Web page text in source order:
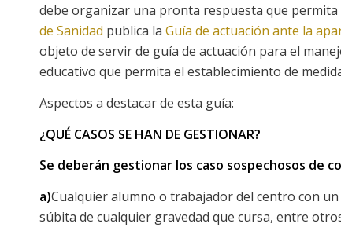
debe organizar una pronta respuesta que
de Sanidad publica la Guía de actuación ante la
objeto de servir de guía de actuación para el
educativo que permita el establecimiento de
Aspectos a destacar de esta guía:
¿QUÉ CASOS SE HAN DE GESTIONAR?
Se deberán gestionar los caso sospechosos de
a)Cualquier alumno o trabajador del centro con
súbita de cualquier gravedad que cursa, entre